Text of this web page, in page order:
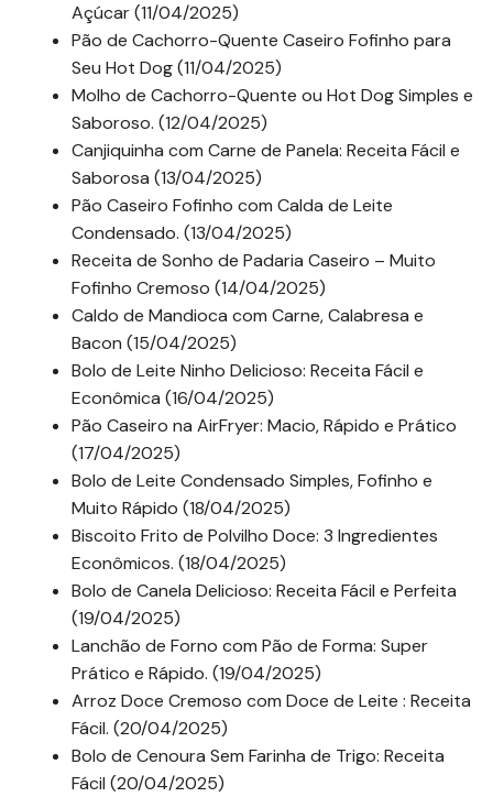
Açúcar (11/04/2025)
Pão de Cachorro-Quente Caseiro Fofinho para
Seu Hot Dog (11/04/2025)
Molho de Cachorro-Quente ou Hot Dog Simples e
Saboroso. (12/04/2025)
Canjiquinha com Carne de Panela: Receita Fácil e
Saborosa (13/04/2025)
Pão Caseiro Fofinho com Calda de Leite
Condensado. (13/04/2025)
Receita de Sonho de Padaria Caseiro – Muito
Fofinho Cremoso (14/04/2025)
Caldo de Mandioca com Carne, Calabresa e
Bacon (15/04/2025)
Bolo de Leite Ninho Delicioso: Receita Fácil e
Econômica (16/04/2025)
Pão Caseiro na AirFryer: Macio, Rápido e Prático
(17/04/2025)
Bolo de Leite Condensado Simples, Fofinho e
Muito Rápido (18/04/2025)
Biscoito Frito de Polvilho Doce: 3 Ingredientes
Econômicos. (18/04/2025)
Bolo de Canela Delicioso: Receita Fácil e Perfeita
(19/04/2025)
Lanchão de Forno com Pão de Forma: Super
Prático e Rápido. (19/04/2025)
Arroz Doce Cremoso com Doce de Leite : Receita
Fácil. (20/04/2025)
Bolo de Cenoura Sem Farinha de Trigo: Receita
Fácil (20/04/2025)